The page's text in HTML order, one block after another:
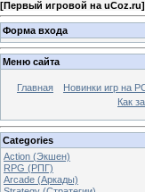
[Первый игровой на uCoz.ru]
Форма входа
Меню сайта
Главная Новинки игр на
Как
Categories
Action (Экшен)
RPG (РПГ)
Arcade (Аркады)